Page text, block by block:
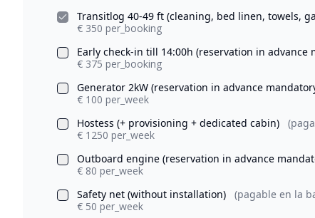
Transitlog 40-49 ft (cleaning, bed linen, towels,
€ 350 per_booking
Early check-in till 14:00h (reservation in advance
€ 375 per_booking
Generator 2kW (reservation in advance
€ 100 per_week
Hostess (+ provisioning + dedicated cabin)
€ 1250 per_week
Outboard engine (reservation in advance
€ 80 per_week
Safety net (without installation)
(pagable en la
€ 50 per_week